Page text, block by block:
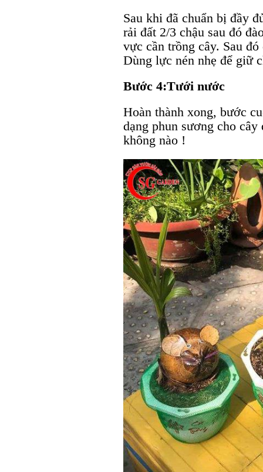
Sau khi đã chuẩn bị đầy
rải đất 2/3 chậu sau đó
vực cần trồng cây. Sau
Dùng lực nén nhẹ để giữ
Bước 4:Tưới nước
Hoàn thành xong, bước
dạng phun sương cho
không nào !